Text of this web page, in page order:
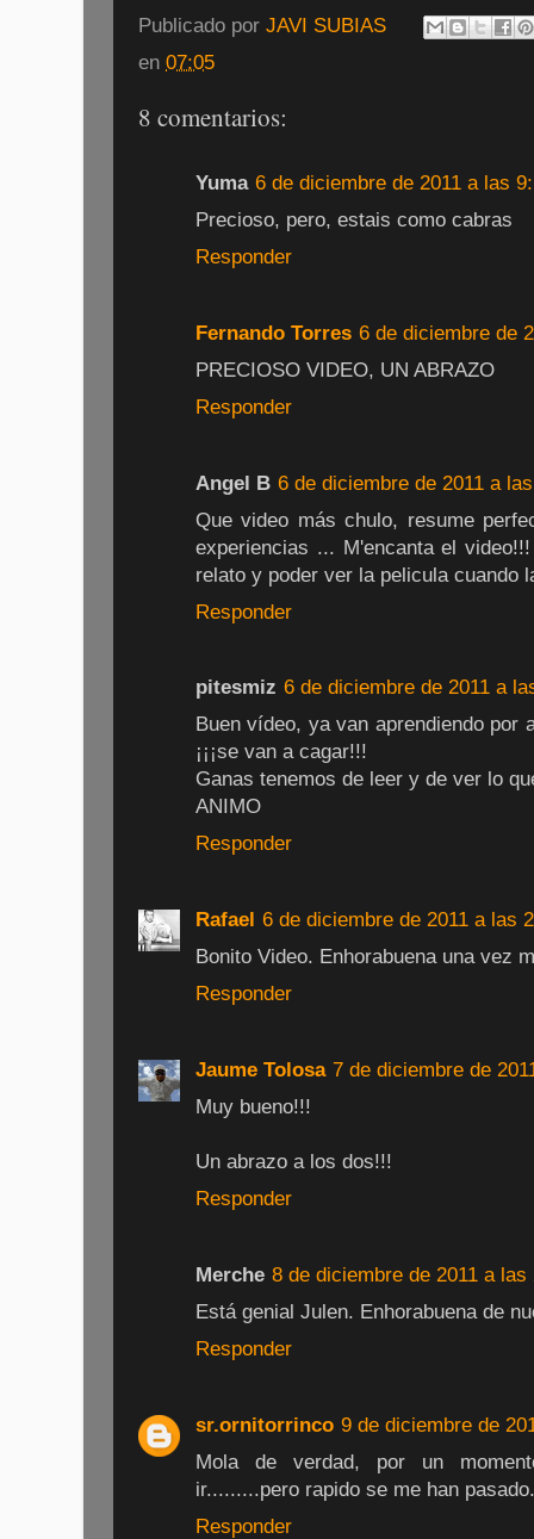
Publicado por JAVI SUBIAS
en 07:05
8 comentarios:
Yuma 6 de diciembre de 2011 a las
Precioso, pero, estais como cabras
Responder
Fernando Torres 6 de diciembre de
PRECIOSO VIDEO, UN ABRAZO
Responder
Angel B 6 de diciembre de 2011 a
Que video más chulo, resume
experiencias ... M'encanta el
relato y poder ver la pelicula cuando
Responder
pitesmiz 6 de diciembre de 2011 a
Buen vídeo, ya van aprendiendo por
¡¡¡se van a cagar!!!
Ganas tenemos de leer y de ver lo
ANIMO
Responder
Rafael 6 de diciembre de 2011 a las
Bonito Video. Enhorabuena una vez
Responder
Jaume Tolosa 7 de diciembre de
Muy bueno!!!
Un abrazo a los dos!!!
Responder
Merche 8 de diciembre de 2011 a las
Está genial Julen. Enhorabuena de
Responder
sr.ornitorrinco 9 de diciembre de
Mola de verdad, por un
ir.........pero rapido se me han
Responder